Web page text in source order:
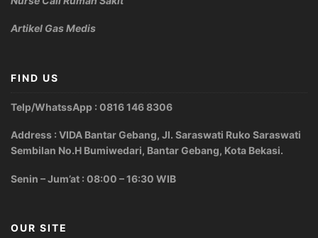
Artikel Gas Medis
FIND US
Telp/WhatssApp : 0816 146 8306
Address : VIDA Bantar Gebang, Jl. Saraswati Ruko Saraswati
Sembilan No.H Bumiwedari, Bantar Gebang, Kota Bekasi.
Senin – Jum’at : 08:00 – 16:30 WIB
OUR SITE